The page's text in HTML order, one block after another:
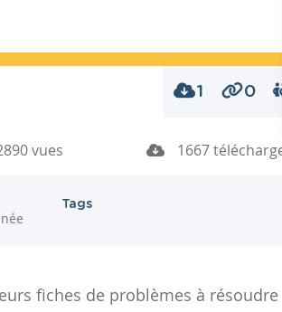
1 0
vues 1667
Tags
fiches de problèmes à résoudre